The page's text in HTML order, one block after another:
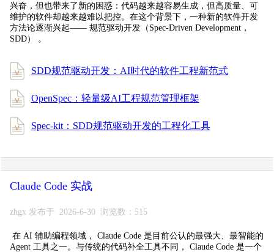
兴奋，但也带来了新的困惑：代码越来越容易生成，但高质量、可
维护的软件却越来越难以把控。在这个背景下，一种新的软件开发
方法论逐渐兴起—— 规范驱动开发（Spec-Driven Development，
SDD） 。
SDD规范驱动开发：AI时代的软件工程新范式
OpenSpec：轻量级AI工程规范管理框架
Spec-kit：SDD规范驱动开发的工程化工具
Claude Code 实战
zhgx 发布于 2026-6-30 浏览数：515
在 AI 辅助编程领域， Claude Code 是目前公认的最强大、最智能的
Agent 工具之一。与传统的代码补全工具不同， Claude Code 是一个